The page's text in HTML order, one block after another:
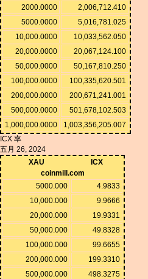
2000.0000
2,006,712.410
5000.0000
5,016,781.025
10,000.0000
10,033,562.050
20,000.0000
20,067,124.100
50,000.0000
50,167,810.250
100,000.0000
100,335,620.501
200,000.0000
200,671,241.001
500,000.0000
501,678,102.503
1,000,000.0000
1,003,356,205.007
ICX 率
五月 26, 2024
XAU
ICX
coinmill.com
5000.000
4.9833
10,000.000
9.9666
20,000.000
19.9331
50,000.000
49.8328
100,000.000
99.6655
200,000.000
199.3310
500,000.000
498.3275